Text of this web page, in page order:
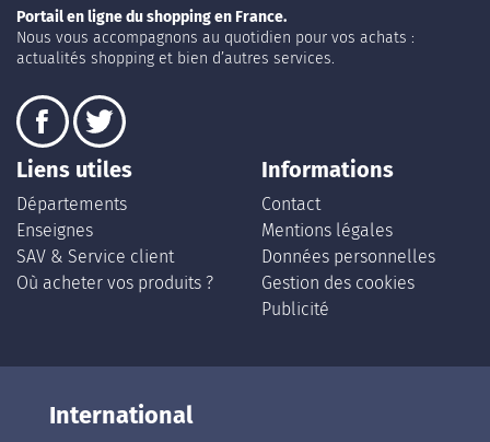
Portail en ligne du shopping en France.
Nous vous accompagnons au quotidien pour vos achats :
actualités shopping et bien d’autres services.
Liens utiles
Départements
Enseignes
SAV & Service client
Où acheter vos produits ?
Informations
Contact
Mentions légales
Données personnelles
Gestion des cookies
Publicité
International